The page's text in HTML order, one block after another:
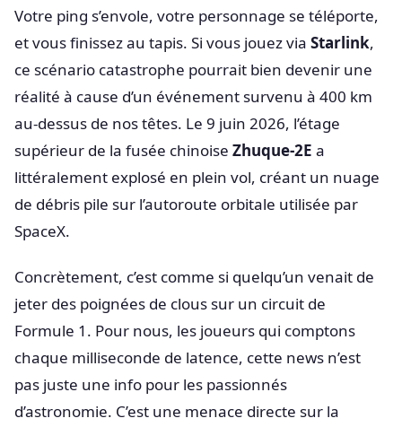
Votre ping s’envole, votre personnage se téléporte,
et vous finissez au tapis. Si vous jouez via Starlink,
ce scénario catastrophe pourrait bien devenir une
réalité à cause d’un événement survenu à 400 km
au-dessus de nos têtes. Le 9 juin 2026, l’étage
supérieur de la fusée chinoise Zhuque-2E a
littéralement explosé en plein vol, créant un nuage
de débris pile sur l’autoroute orbitale utilisée par
SpaceX.
Concrètement, c’est comme si quelqu’un venait de
jeter des poignées de clous sur un circuit de
Formule 1. Pour nous, les joueurs qui comptons
chaque milliseconde de latence, cette news n’est
pas juste une info pour les passionnés
d’astronomie. C’est une menace directe sur la